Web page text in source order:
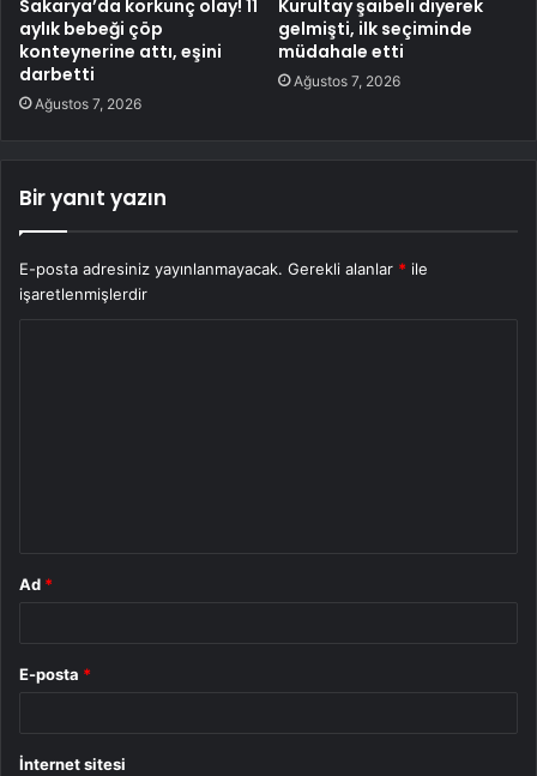
Sakarya’da korkunç olay! 11
aylık bebeği çöp
konteynerine attı, eşini
darbetti
Ağustos 7, 2026
Kurultay şaibeli diyerek
gelmişti, ilk seçiminde
müdahale etti
Ağustos 7, 2026
Bir yanıt yazın
E-posta adresiniz yayınlanmayacak. Gerekli alanlar * ile
işaretlenmişlerdir
Ad *
E-posta *
İnternet sitesi